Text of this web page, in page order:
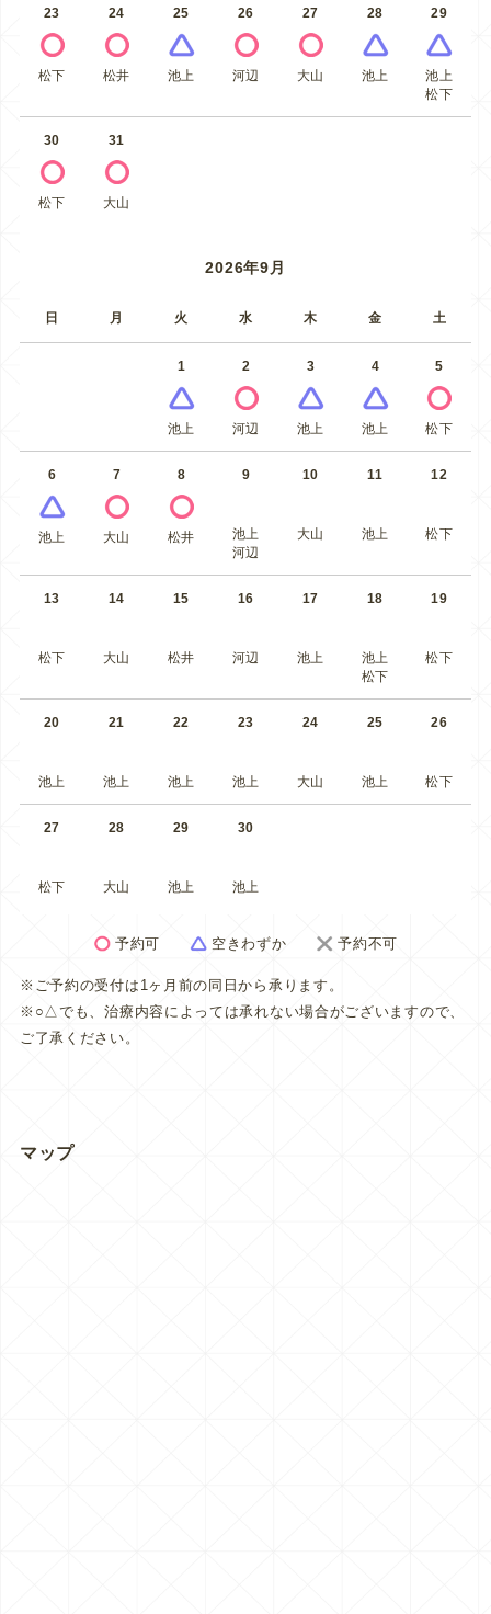
23
松下
24
松井
25
池上
26
河辺
27
大山
28
池上
29
池上
松下
30
松下
31
大山
2026年9月
日 月 火 水 木 金 土
1
池上
2
河辺
3
池上
4
池上
5
松下
6
池上
7
大山
8
松井
9
池上
河辺
10
大山
11
池上
12
松下
13
松下
14
大山
15
松井
16
河辺
17
池上
18
池上
松下
19
松下
20
池上
21
池上
22
池上
23
池上
24
大山
25
池上
26
松下
27
松下
28
大山
29
池上
30
池上
予約可 空きわずか 予約不可
※ご予約の受付は1ヶ月前の同日から承ります。
※○△でも、治療内容によっては承れない場合がございますので、
ご了承ください。
マップ